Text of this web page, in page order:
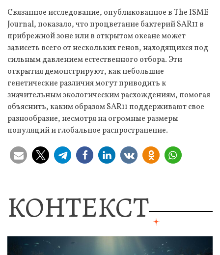
Связанное исследование, опубликованное в The ISME
Journal, показало, что процветание бактерий SAR11 в
прибрежной зоне или в открытом океане может
зависеть всего от нескольких генов, находящихся под
сильным давлением естественного отбора. Эти
открытия демонстрируют, как небольшие
генетические различия могут приводить к
значительным экологическим расхождениям, помогая
объяснить, каким образом SAR11 поддерживают свое
разнообразие, несмотря на огромные размеры
популяций и глобальное распространение.
КОНТЕКСТ